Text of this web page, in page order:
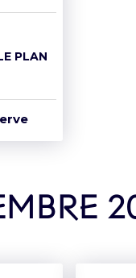
PLAN